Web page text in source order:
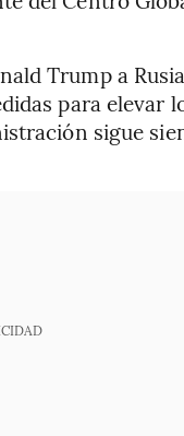
Trump a
para elevar
sigue